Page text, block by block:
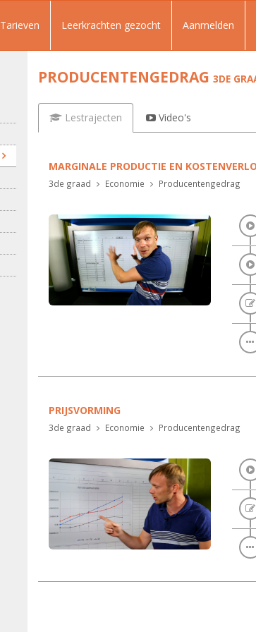
Tarieven Leerkrachten gezocht Aanmelden
PRODUCENTENGEDRAG 3DE
Lestrajecten Video's
MARGINALE PRODUCTIE EN
3de graad Economie Producentengedrag
PRIJSVORMING
3de graad Economie Producentengedrag